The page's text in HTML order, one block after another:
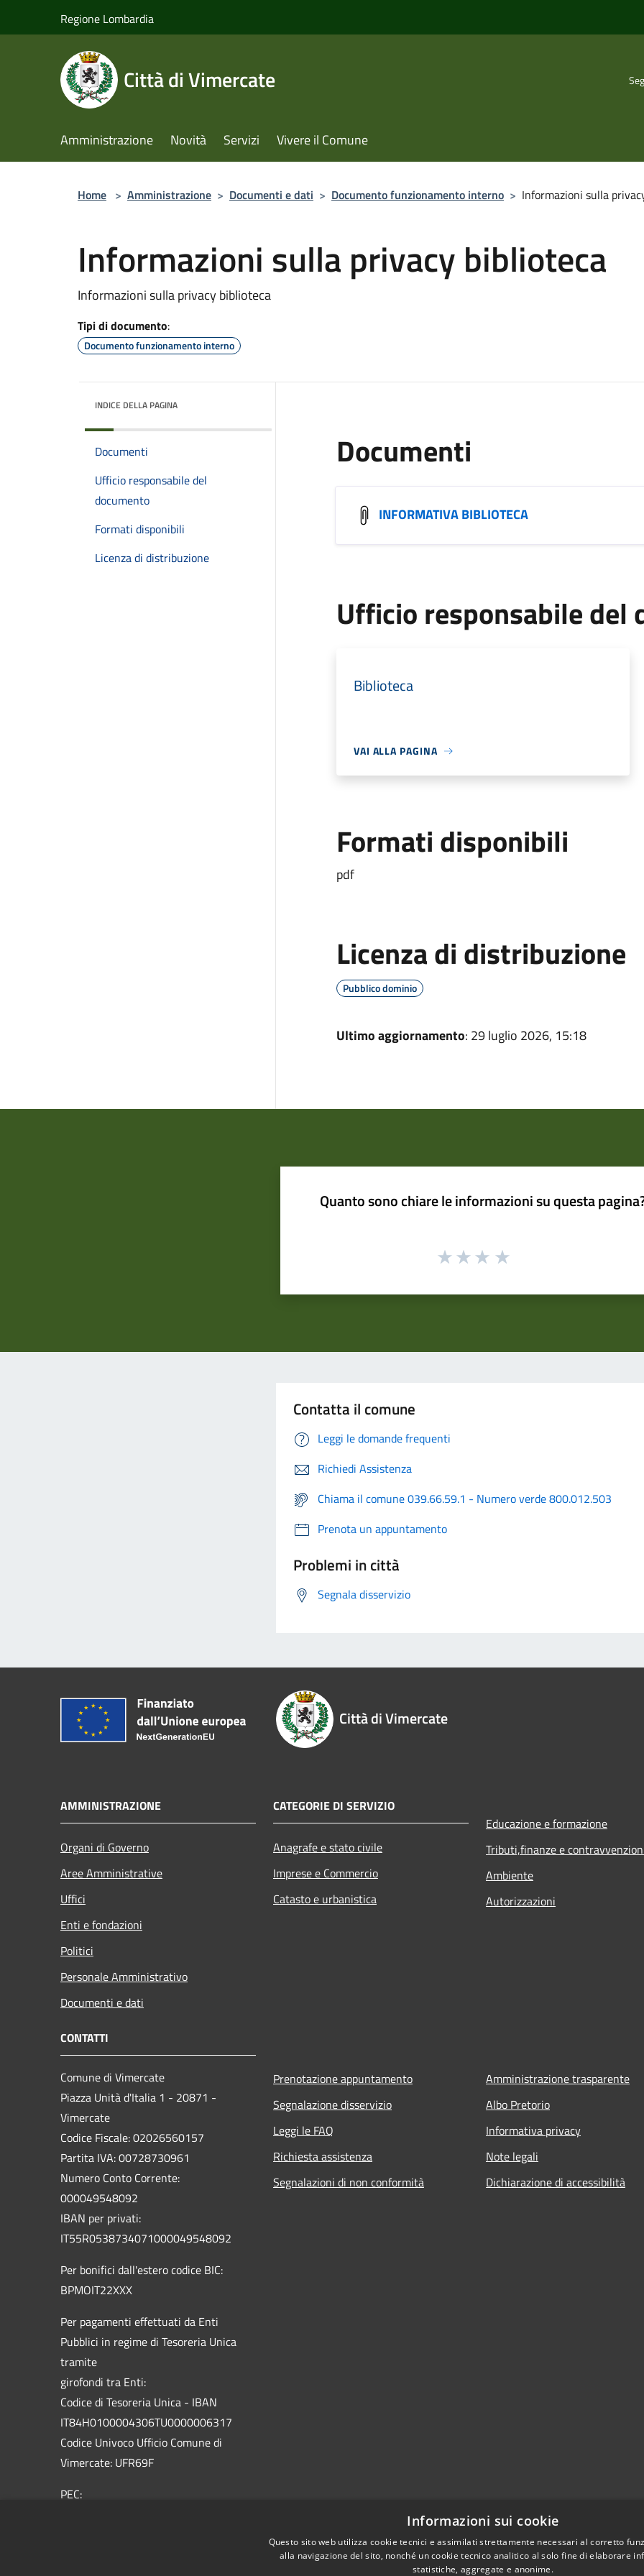
Regione Lombardia
Città di Vimercate
Amministrazione Novità Servizi Vivere il Comune
Home > Amministrazione > Documenti e dati > Documento funzionamento interno > Informazioni sulla
Informazioni sulla privacy biblioteca
Informazioni sulla privacy biblioteca
Tipi di documento:
Documento funzionamento interno
INDICE DELLA PAGINA
Documenti
Ufficio responsabile del
documento
Formati disponibili
Licenza di distribuzione
Documenti
INFORMATIVA BIBLIOTECA
Ufficio responsabile del
Biblioteca
VAI ALLA PAGINA
Formati disponibili
pdf
Licenza di distribuzione
Pubblico dominio
Ultimo aggiornamento: 29 luglio 2026, 15:18
Quanto sono chiare le informazioni su questa
Contatta il comune
Leggi le domande frequenti
Richiedi Assistenza
Chiama il comune 039.66.59.1 - Numero verde 800.012.503
Prenota un appuntamento
Problemi in città
Segnala disservizio
Città di Vimercate
AMMINISTRAZIONE
Organi di Governo
Aree Amministrative
Uffici
Enti e fondazioni
Politici
Personale Amministrativo
Documenti e dati
CATEGORIE DI SERVIZIO
Anagrafe e stato civile
Imprese e Commercio
Catasto e urbanistica
Educazione e formazione
Tributi,finanze e
Ambiente
Autorizzazioni
CONTATTI
Comune di Vimercate
Piazza Unità d'Italia 1 - 20871 -
Vimercate
Codice Fiscale: 02026560157
Partita IVA: 00728730961
Numero Conto Corrente:
000049548092
IBAN per privati:
IT55R0538734071000049548092
Per bonifici dall'estero codice BIC:
BPMOIT22XXX
Per pagamenti effettuati da Enti
Pubblici in regime di Tesoreria Unica
tramite
girofondi tra Enti:
Codice di Tesoreria Unica - IBAN
IT84H0100004306TU0000006317
Codice Univoco Ufficio Comune di
Vimercate: UFR69F
PEC:
Prenotazione appuntamento
Segnalazione disservizio
Leggi le FAQ
Richiesta assistenza
Segnalazioni di non conformità
Amministrazione trasparente
Albo Pretorio
Informativa privacy
Note legali
Dichiarazione di accessibilità
Informazioni sui cookie
Questo sito web utilizza cookie tecnici e assimilati strettamente necessari al corretto
alla navigazione del sito, nonché un cookie tecnico analitico al solo fine di elaborare
statistiche, aggregate e anonime.